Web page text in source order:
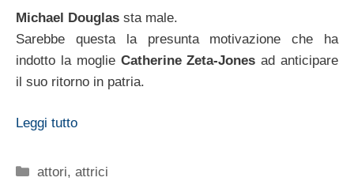
Michael Douglas sta male.
Sarebbe questa la presunta motivazione che ha
indotto la moglie Catherine Zeta-Jones ad anticipare
il suo ritorno in patria.
Leggi tutto
Categorie
attori,attrici